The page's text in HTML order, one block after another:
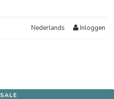
Nederlands Inloggen
SALE